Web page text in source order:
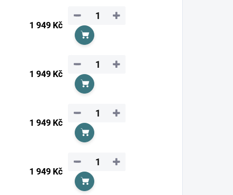
1 949 Kč
+
−
Do košíku
1 949 Kč
+
−
Do košíku
1 949 Kč
+
−
Do košíku
1 949 Kč
+
−
Do košíku